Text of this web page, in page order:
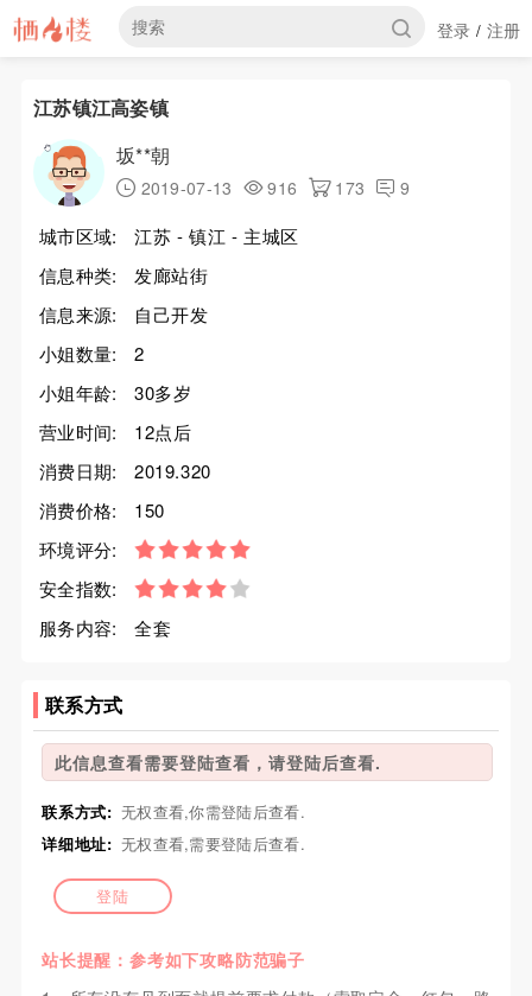
登录 / 注册
江苏镇江高姿镇
坂**朝
2019-07-13 916 173 9
城市区域:
江苏 - 镇江 - 主城区
信息种类:
发廊站街
信息来源:
自己开发
小姐数量:
2
小姐年龄:
30多岁
营业时间:
12点后
消费日期:
2019.320
消费价格:
150
环境评分:
安全指数:
服务内容:
全套
联系方式
此信息查看需要登陆查看，请登陆后查看.
联系方式: 无权查看,你需登陆后查看.
详细地址: 无权查看,需要登陆后查看.
登陆
站长提醒：参考如下攻略防范骗子